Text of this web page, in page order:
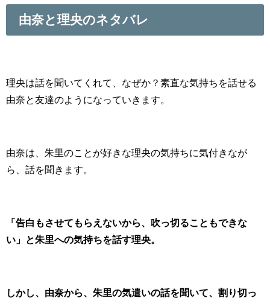
由奈と理央のネタバレ
理央は話を聞いてくれて、なぜか？素直な気持ちを話せる
由奈と友達のようになっていきます。
由奈は、朱里のことが好きな理央の気持ちに気付きなが
ら、話を聞きます。
「告白もさせてもらえないから、吹っ切ることもできな
い」と朱里への気持ちを話す理央。
しかし、 由奈から、朱里の気遣いの話を聞いて、割り切っ